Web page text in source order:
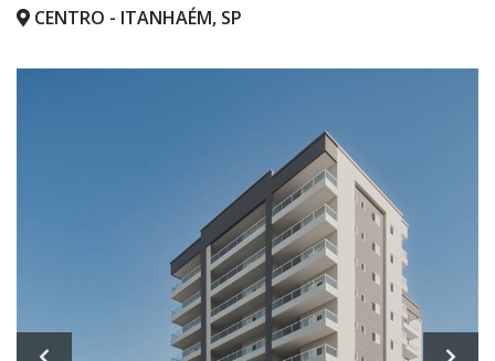
CENTRO - ITANHAÉM, SP